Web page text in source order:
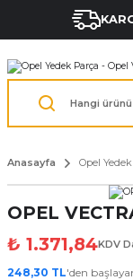
Anasayfa Opel
OPEL
₺ 1.371,84KDV
248,30 TL'den